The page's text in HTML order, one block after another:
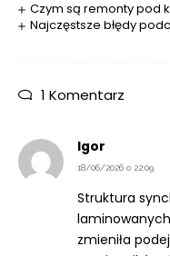
Czym są remonty pod
Najczęstsze błędy
1 Komentarz
Igor
18/06/2026 o 22:09
Struktura
zmieniła